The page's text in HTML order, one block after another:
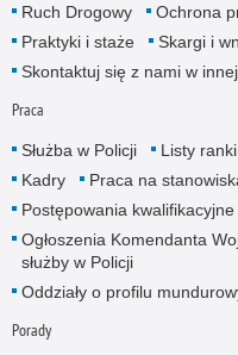
Ruch Drogowy
Ochrona
Praktyki i staże
Skargi i
Skontaktuj się z nami w
Praca
Służba w Policji
Listy
Kadry
Praca na
Postępowania kwalifikacyjne
Ogłoszenia Komendanta
służby w Policji
Oddziały o profilu
Porady